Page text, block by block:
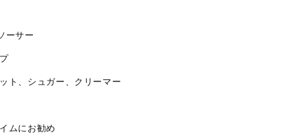
ーサー
ト、シュガー、クリーマー
ムにお勧め